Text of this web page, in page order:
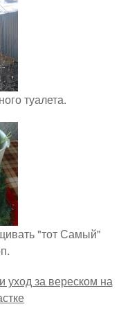
туалета.
"тот Самый"